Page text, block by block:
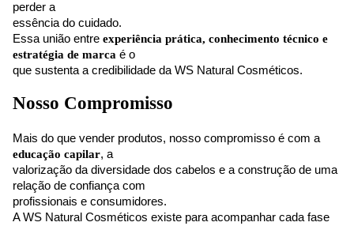
perder a
essência do cuidado.
Essa união entre experiência prática, conhecimento técnico e
estratégia de marca é o
que sustenta a credibilidade da WS Natural Cosméticos.
Nosso Compromisso
Mais do que vender produtos, nosso compromisso é com a
educação capilar, a
valorização da diversidade dos cabelos e a construção de uma
relação de confiança com
profissionais e consumidores.
A WS Natural Cosméticos existe para acompanhar cada fase